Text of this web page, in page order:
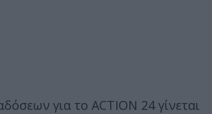
για το ACTION 24 γίνεται